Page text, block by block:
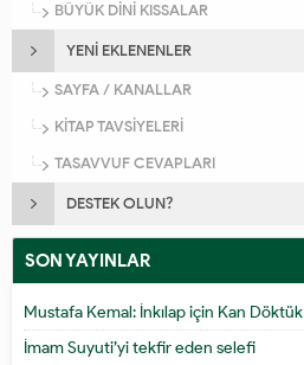
BÜYÜK DİNİ KISSALAR
YENİ EKLENENLER
SAYFA / KANALLAR
KİTAP TAVSİYELERİ
TASAVVUF CEVAPLARI
DESTEK OLUN?
SON YAYINLAR
Mustafa Kemal: İnkılap için Kan Döktük
İmam Suyuti’yi tekfir eden selefi